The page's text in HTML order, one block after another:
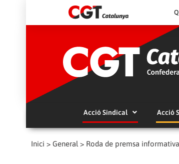
Acció Sindical Acció
Inici > General > Roda de premsa